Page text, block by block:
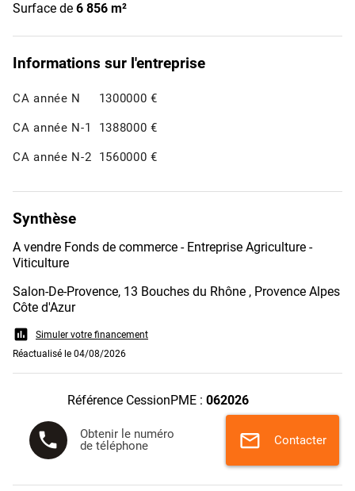
Surface de 6 856 m²
Informations sur l'entreprise
CA année N 1300000 €
CA année N-1 1388000 €
CA année N-2 1560000 €
Synthèse
A vendre Fonds de commerce - Entreprise Agriculture -
Viticulture
Salon-De-Provence, 13 Bouches du Rhône , Provence Alpes
Côte d'Azur
assessment
Simuler votre financement
Réactualisé le 04/08/2026
Référence CessionPME : 062026
phone
Obtenir le numéro
de téléphone
mail Contacter